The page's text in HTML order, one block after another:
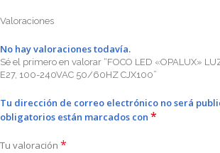
Valoraciones
No hay valoraciones todavía.
Sé el primero en valorar “FOCO LED «OPALUX»
E27, 100-240VAC 50/60HZ CJX100”
Tu dirección de correo electrónico no será
obligatorios están marcados con *
Tu valoración *